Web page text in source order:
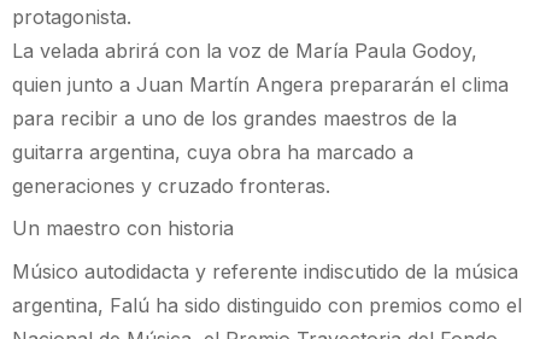
protagonista.
La velada abrirá con la voz de María Paula Godoy,
quien junto a Juan Martín Angera prepararán el clima
para recibir a uno de los grandes maestros de la
guitarra argentina, cuya obra ha marcado a
generaciones y cruzado fronteras.
Un maestro con historia
Músico autodidacta y referente indiscutido de la música
argentina, Falú ha sido distinguido con premios como el